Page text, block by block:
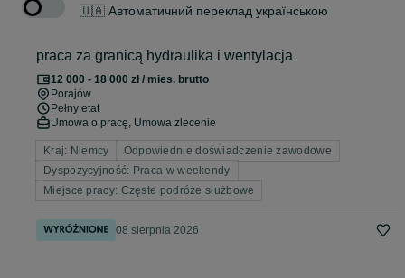
🇺🇦 Автоматичний переклад українською
praca za granicą hydraulika i wentylacja
12 000 - 18 000 zł / mies. brutto
Porajów
Pełny etat
Umowa o pracę, Umowa zlecenie
Kraj: Niemcy
Odpowiednie doświadczenie zawodowe
Dyspozycyjność: Praca w weekendy
Miejsce pracy: Częste podróże służbowe
08 sierpnia 2026